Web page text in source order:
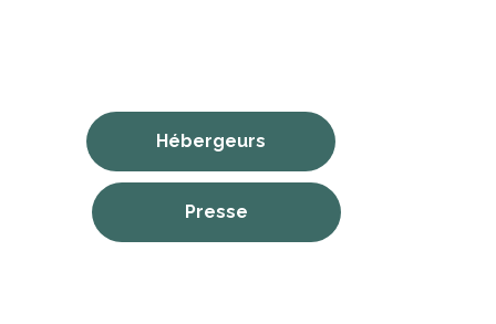
Hébergeurs
Presse